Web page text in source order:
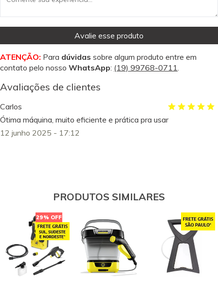
Avalie esse produto
ATENÇÃO: Para dúvidas sobre algum produto entre em
contato pelo nosso WhatsApp: (19) 99768-0711.
Avaliações de clientes
Carlos
Ótima máquina, muito eficiente e prática pra usar
12 junho 2025 - 17:12
PRODUTOS SIMILARES
29% OFF